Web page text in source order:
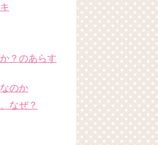
？のあらす
のか
なぜ？